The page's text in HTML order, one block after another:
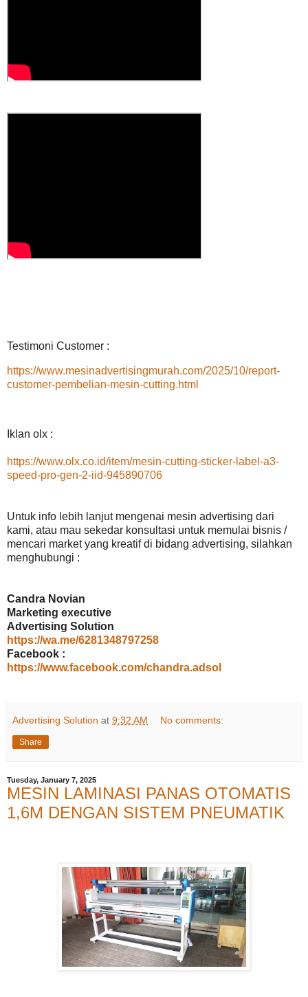
Testimoni Customer :
https://www.mesinadvertisingmurah.com/2025/10/report-
customer-pembelian-mesin-cutting.html
Iklan olx :
https://www.olx.co.id/item/mesin-cutting-sticker-label-a3-
speed-pro-gen-2-iid-945890706
Untuk info lebih lanjut mengenai mesin advertising dari
kami, atau mau sekedar konsultasi untuk memulai bisnis /
mencari market yang kreatif di bidang advertising, silahkan
menghubungi :
Candra Novian
Marketing executive
Advertising Solution
https://wa.me/6281348797258
Facebook :
https://www.facebook.com/chandra.adsol
Advertising Solution at 9:32 AM No comments:
Share
Tuesday, January 7, 2025
MESIN LAMINASI PANAS OTOMATIS
1,6M DENGAN SISTEM PNEUMATIK